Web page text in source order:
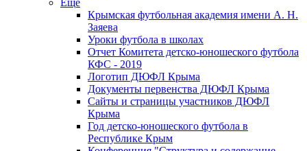
Еще
Крымская футбольная академия имени А. Н.
Заяева
Уроки футбола в школах
Отчет Комитета детско-юношеского футбола
КФС - 2019
Логотип ДЮФЛ Крыма
Документы первенства ДЮФЛ Крыма
Сайты и страницы участников ДЮФЛ
Крыма
Год детско-юношеского футбола в
Республике Крым